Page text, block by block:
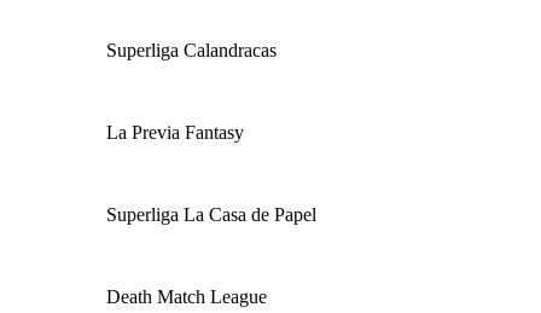
Superliga Calandracas
La Previa Fantasy
Superliga La Casa de Papel
Death Match League